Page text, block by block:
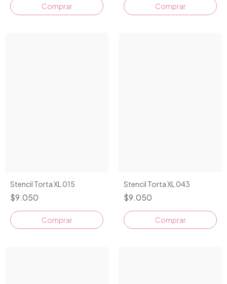
Stencil Torta XL 015
$9.050
Stencil Torta XL 043
$9.050